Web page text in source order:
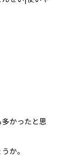
かったと思
か。